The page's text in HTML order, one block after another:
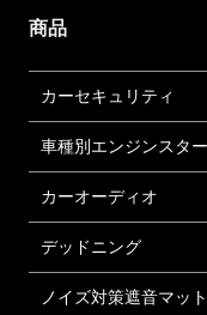
商品
カーセキュリティ
車種別エンジンスタ
カーオーディオ
デッドニング
ノイズ対策遮音マット